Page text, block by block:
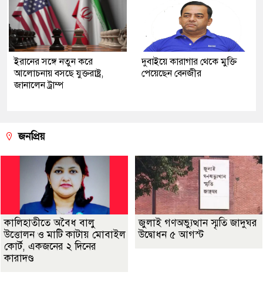
ইরানের সঙ্গে নতুন করে
আলোচনায় বসছে যুক্তরাষ্ট্র,
জানালেন ট্রাম্প
দুবাইয়ে কারাগার থেকে মুক্তি
পেয়েছেন বেনজীর
জনপ্রিয়
কালিহাতীতে অবৈধ বালু
উত্তোলন ও মাটি কাটায় মোবাইল
কোর্ট, একজনের ২ দিনের
কারাদণ্ড
জুলাই গণঅভ্যুত্থান স্মৃতি জাদুঘর
উদ্বোধন ৫ আগস্ট